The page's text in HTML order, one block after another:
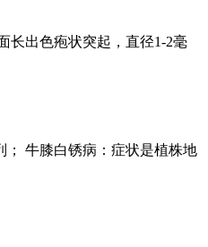
长出色疱状突起，直径1-2毫
； 牛膝白锈病：症状是植株地